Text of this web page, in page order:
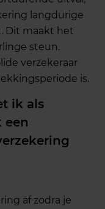
langdurige
Dit maakt het
steun.
verzekeraar
is.
ik als
een
af zodra je